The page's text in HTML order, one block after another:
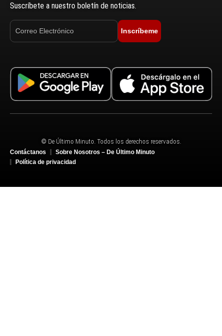
Suscríbete a nuestro boletín de noticias.
Inscríbeme
© De Último Minuto. Todos los derechos reservados.
Contáctanos
Sobre Nosotros – De Último Minuto
Política de privacidad